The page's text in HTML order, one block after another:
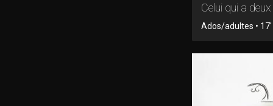
Celui qui a
Ados/adultes •